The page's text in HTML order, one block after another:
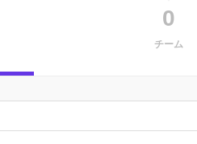
0
チーム